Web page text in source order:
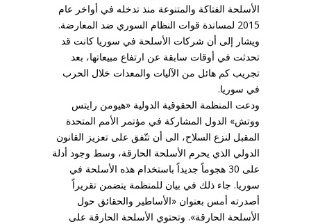
الأسلحة الفتاكة والمتنوعة منذ تدخله في أواخر عام
2015 لمساندة قوات النظام السوري ضد المعارضة.
ويشار إلى أن شركات الأسلحة في سوريا كانت قد
تحدثت في أوقات سابقة عن ارتفاع مبيعاتها، بعد
تجريب كم هائل من الآليات والمعدات خلال الحرب
في سوريا.
ودعت المنظمة الحقوقية الدولية «هيومن رايتس
ووتش» الدول المشاركة في مؤتمر الأمم المتحدة
المقبل لنزع السلاح، الى أن تتّفق على تعزيز القانون
الدولي الذي يحرم الأسلحة الحارقة، وسط وجود أدلة
على 30 هجوماً جديداً باستخدام هذه الأسلحة في
سوريا. جاء ذلك في بيان للمنظمة يتضمن تقريراً
أصدرته أمس بعنوان «الأساطير والحقائق حول
الأسلحة الحارقة». وتحتوي الأسلحة الحارقة على